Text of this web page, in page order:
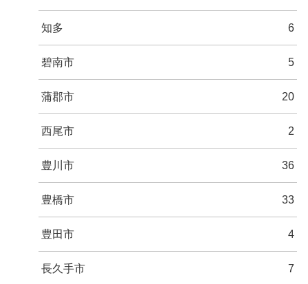
知多 6
碧南市 5
蒲郡市 20
西尾市 2
豊川市 36
豊橋市 33
豊田市 4
長久手市 7